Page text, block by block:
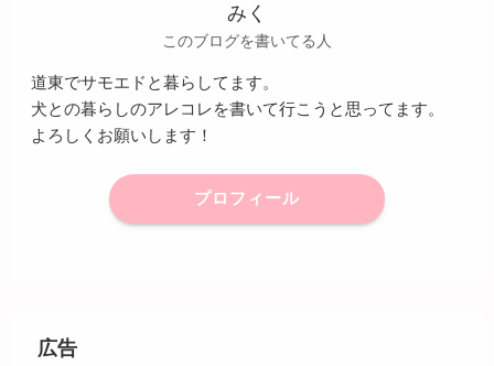
みく
このブログを書いてる人
道東でサモエドと暮らしてます。
犬との暮らしのアレコレを書いて行こうと思ってます。
よろしくお願いします！
プロフィール
広告